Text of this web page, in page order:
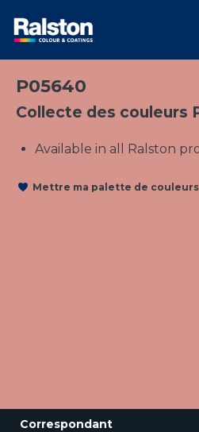
P05640
Collecte des couleurs
Available in all Ralston
Mettre ma palette de couleurs
Correspondant